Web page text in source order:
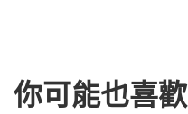
你可能也喜歡